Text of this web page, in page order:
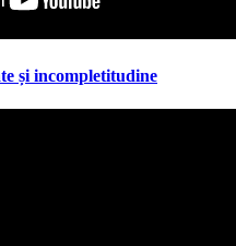
și incompletitudine